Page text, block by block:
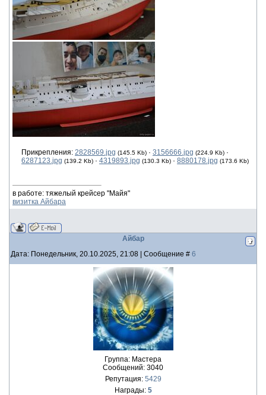
Прикрепления: 2828569.jpg (145.5 Kb) · 3156666.jpg (224.9 Kb) ·
6287123.jpg (139.2 Kb) · 4319893.jpg (130.3 Kb) · 8880178.jpg (173.6 Kb)
в работе: тяжелый крейсер "Майя"
визитка Айбара
Айбар
Дата: Понедельник, 20.10.2025, 21:08 | Сообщение # 6
Группа: Мастера
Сообщений: 3040
Репутация: 5429
Награды: 5